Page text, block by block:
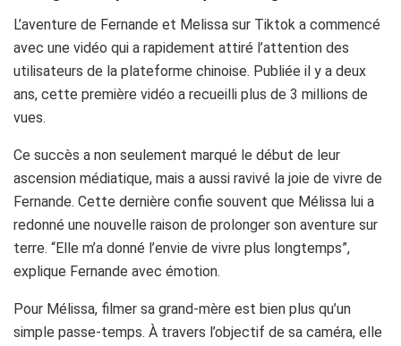
L’aventure de Fernande et Melissa sur Tiktok a commencé
avec une vidéo qui a rapidement attiré l’attention des
utilisateurs de la plateforme chinoise. Publiée il y a deux
ans, cette première vidéo a recueilli plus de 3 millions de
vues.
Ce succès a non seulement marqué le début de leur
ascension médiatique, mais a aussi ravivé la joie de vivre de
Fernande. Cette dernière confie souvent que Mélissa lui a
redonné une nouvelle raison de prolonger son aventure sur
terre. “Elle m’a donné l’envie de vivre plus longtemps”,
explique Fernande avec émotion.
Pour Mélissa, filmer sa grand-mère est bien plus qu’un
simple passe-temps. À travers l’objectif de sa caméra, elle